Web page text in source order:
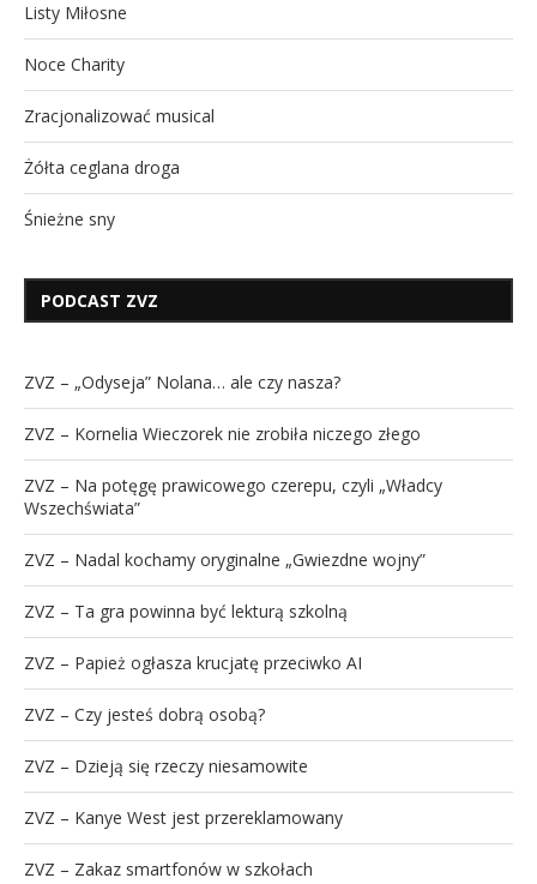
Listy Miłosne
Noce Charity
Zracjonalizować musical
Żółta ceglana droga
Śnieżne sny
PODCAST ZVZ
ZVZ – „Odyseja” Nolana… ale czy nasza?
ZVZ – Kornelia Wieczorek nie zrobiła niczego złego
ZVZ – Na potęgę prawicowego czerepu, czyli „Władcy
Wszechświata”
ZVZ – Nadal kochamy oryginalne „Gwiezdne wojny”
ZVZ – Ta gra powinna być lekturą szkolną
ZVZ – Papież ogłasza krucjatę przeciwko AI
ZVZ – Czy jesteś dobrą osobą?
ZVZ – Dzieją się rzeczy niesamowite
ZVZ – Kanye West jest przereklamowany
ZVZ – Zakaz smartfonów w szkołach